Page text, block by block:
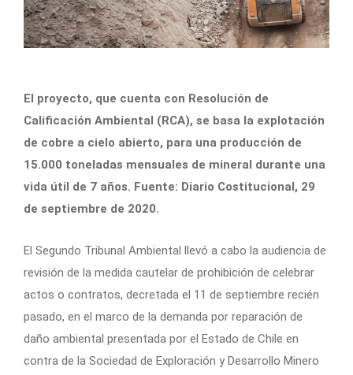
El proyecto, que cuenta con Resolución de
Calificación Ambiental (RCA), se basa la explotación
de cobre a cielo abierto, para una producción de
15.000 toneladas mensuales de mineral durante una
vida útil de 7 años. Fuente: Diario Costitucional, 29
de septiembre de 2020.
El Segundo Tribunal Ambiental llevó a cabo la audiencia de
revisión de la medida cautelar de prohibición de celebrar
actos o contratos, decretada el 11 de septiembre recién
pasado, en el marco de la demanda por reparación de
daño ambiental presentada por el Estado de Chile en
contra de la Sociedad de Exploración y Desarrollo Minero